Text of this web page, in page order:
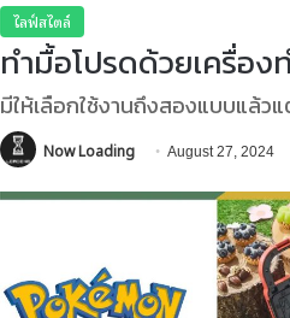
ไลฟ์สไตล์
ทำมื้อโปรดด้วยเครื่อง
มีให้เลือกใช้งานถึงสองแบบแล้ว
Now Loading August 27, 2024